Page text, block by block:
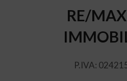
RE/
P.IVA: